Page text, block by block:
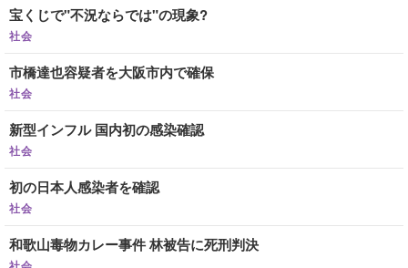
登録・ログイン/マイルーム
宝くじで"不況ならでは"の現象?
社会
市橋達也容疑者を大阪市内で確保
社会
新型インフル 国内初の感染確認
社会
初の日本人感染者を確認
社会
和歌山毒物カレー事件 林被告に死刑判決